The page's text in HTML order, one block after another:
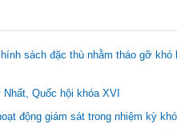
sách đặc thù nhằm tháo gỡ
Quốc hội khóa XVI
động giám sát trong nhiệm kỳ